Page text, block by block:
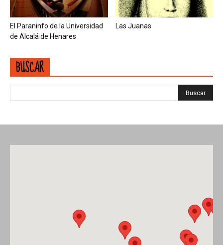
El Paraninfo de la Universidad
de Alcalá de Henares
Las Juanas
BUSCAR